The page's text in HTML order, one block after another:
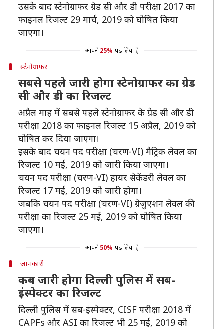
उसके बाद स्टेनोग्राफर ग्रेड सी और डी परीक्षा 2017 का
फाइनल रिजल्ट 29 मार्च, 2019 को घोषित किया
जाएगा।
आपने 25% पढ़ लिया है
स्टेनोग्राफर
सबसे पहले जारी होगा स्टेनोग्राफर का ग्रेड
सी और डी का रिजल्ट
अप्रैल माह में सबसे पहले स्टेनोग्राफर के ग्रेड सी और डी
परीक्षा 2018 का फाइनल रिजल्ट 15 अप्रैल, 2019 को
घोषित कर दिया जाएगा।
इसके बाद चयन पद परीक्षा (चरण-VI) मैट्रिक लेवल का
रिजल्ट 10 मई, 2019 को जारी किया जाएगा।
चयन पद परीक्षा (चरण-VI) हायर सेकेंडरी लेवल का
रिजल्ट 17 मई, 2019 को जारी होगा।
जबकि चयन पद परीक्षा (चरण-VI) ग्रेजुएशन लेवल की
परीक्षा का रिजल्ट 25 मई, 2019 को घोषित किया
जाएगा।
आपने 50% पढ़ लिया है
जानकारी
कब जारी होगा दिल्ली पुलिस में सब-
इंस्पेक्टर का रिजल्ट
दिल्ली पुलिस में सब-इंस्पेक्टर, CISF परीक्षा 2018 में
CAPFs और ASI का रिजल्ट भी 25 मई, 2019 को